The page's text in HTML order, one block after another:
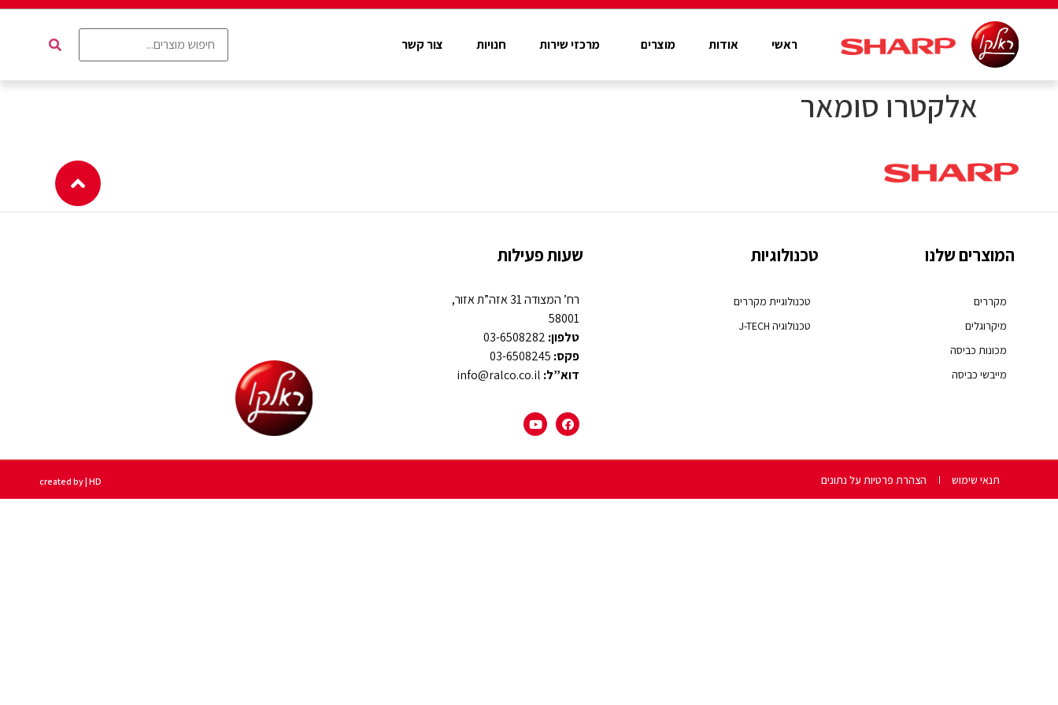
ראשי אודות מוצרים מרכזי שירות חנויות צור קשר
אלקטרו סומאר
המוצרים שלנו
מקררים
מיקרוגלים
מכונות כביסה
מייבשי כביסה
טכנולוגיות
טכנולוגיית מקררים
טכנולוגיה J-TECH
שעות פעילות
רח’ המצודה 31 אזה”ת אזור,
58001
טלפון:
פקס:
דוא”ל:
תנאי שימוש הצהרת פרטיות על נתונים created by | HD